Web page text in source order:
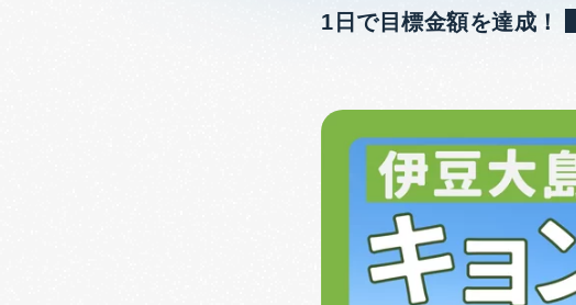
1日で目標金額を達成！